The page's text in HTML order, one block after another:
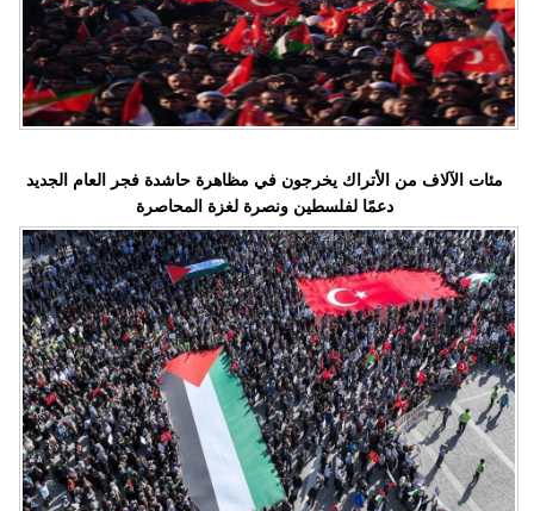
مئات الآلاف من الأتراك يخرجون في مظاهرة حاشدة فجر العام الجديد
دعمًا لفلسطين ونصرة لغزة المحاصرة